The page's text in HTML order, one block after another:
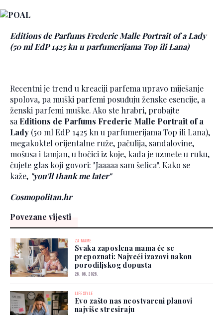
Editions de Parfums Frederic Malle Portrait of a Lady
(50 ml EdP 1425 kn u parfumerijama Top ili Lana)
Recentni je trend u kreaciji parfema upravo miješanje
spolova, pa muški parfemi posuđuju ženske esencije, a
ženski parfemi muške. Ako ste hrabri, probajte
sa Editions de Parfums Frederic Malle Portrait of a
Lady (50 ml EdP 1425 kn u parfumerijama Top ili Lana),
megakoktel orijentalne ruže, pačulija, sandalovine,
mošusa i tamjan, u bočici iz koje, kada je uzmete u ruku,
čujete glas koji govori: "Jaaaaa sam šefica". Kako se
kaže, "you'll thank me later"
Cosmopolitan.hr
Povezane vijesti
ZA MAME
Svaka zaposlena mama će se
prepoznati: Najveći izazovi nakon
porodiljskog dopusta
26. 06. 2026.
LIFESTYLE
Evo zašto nas neostvareni planovi
najviše stresiraju